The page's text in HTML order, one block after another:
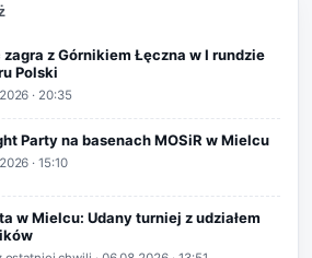
z Górnikiem Łęczna w I rundzie
Polski
· 20:35
Party na basenach MOSiR w Mielcu
· 15:10
w Mielcu: Udany turniej z udziałem